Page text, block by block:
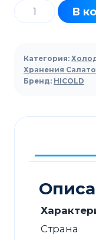
Количество
товара
холодильный
для
пиццы
PZ2-
В
Категория:
Хранения
Бренд: HICOLD
Страна